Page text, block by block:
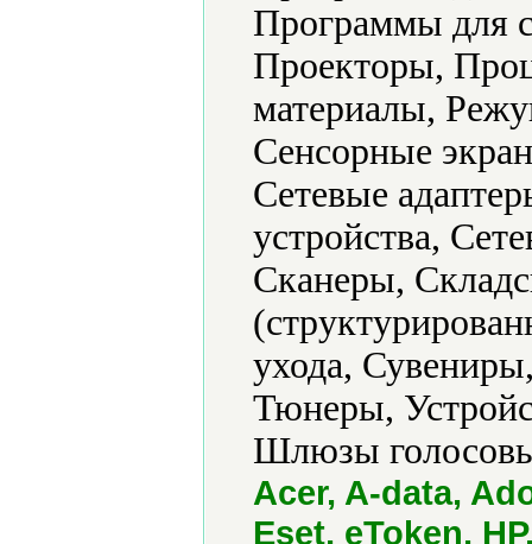
Программы для
Проекторы,
материалы,
Сенсорные
Сетевые
устройства,
Сканеры,
ухода,
Тюнеры,
Шлюзы
Acer, A-data,
Eset, eToken,